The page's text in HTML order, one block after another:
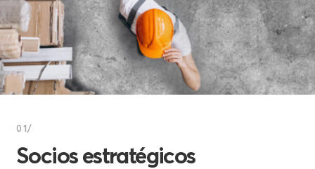
01/
Socios estratégicos